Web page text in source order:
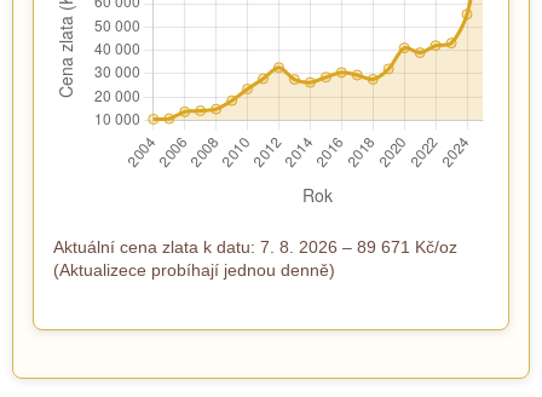
Aktuální cena zlata k datu: 7. 8. 2026 – 89 671 Kč/oz
(Aktualizece probíhají jednou denně)